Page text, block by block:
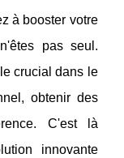
à booster votre
pas seul.
crucial dans le
obtenir des
C'est là
innovante